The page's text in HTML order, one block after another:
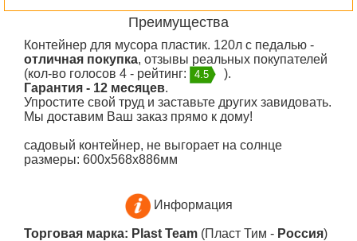
Преимущества
Контейнер для мусора пластик. 120л с педалью -
отличная покупка, отзывы реальных покупателей
(кол-во голосов 4 - рейтинг:
4.5
).
Гарантия - 12 месяцев.
Упростите свой труд и заставьте других завидовать.
Мы доставим Ваш заказ прямо к дому!
садовый контейнер, не выгорает на солнце
размеры: 600х568х886мм
Информация
Торговая марка: Plast Team (Пласт Тим - Россия)